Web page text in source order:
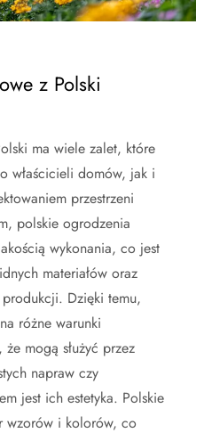
z Polski
ma wiele zalet, które
właścicieli domów, jak i
przestrzeni
polskie ogrodzenia
wykonania, co jest
materiałów oraz
Dzięki temu,
różne warunki
mogą służyć przez
napraw czy
jest ich estetyka. Polskie
wzorów i kolorów, co